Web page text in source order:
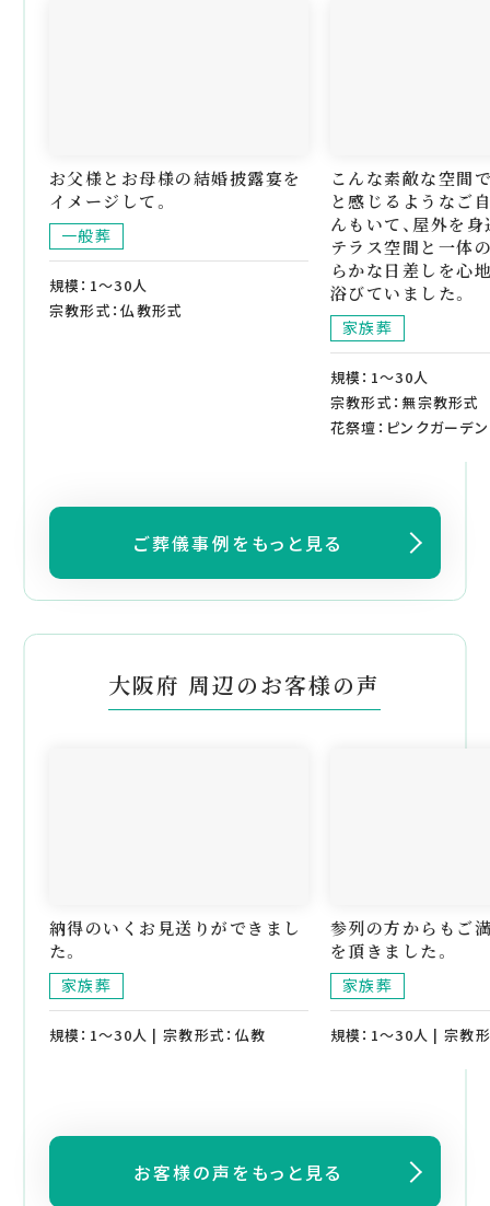
お父様とお母様の結婚披露宴を
イメージして。
一般葬
規模：1～30人
宗教形式：仏教形式
こんな素敵な空間
と感じるようなご
んもいて、屋外を
テラス空間と一体
らかな日差しを心
浴びていました。
家族葬
規模：1～30人
宗教形式：無宗教形式
花祭壇：ピンクガーデン
ご葬儀事例をもっと見る
大阪府 周辺のお客様の声
納得のいくお見送りができまし
た。
家族葬
規模：1～30人 | 宗教形式：仏教
参列の方からもご
を頂きました。
家族葬
規模：1～30人 | 宗教
お客様の声をもっと見る